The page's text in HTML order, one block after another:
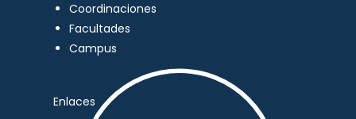
Coordinaciones
Facultades
Campus
Enlaces